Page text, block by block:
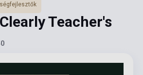
Teacher's